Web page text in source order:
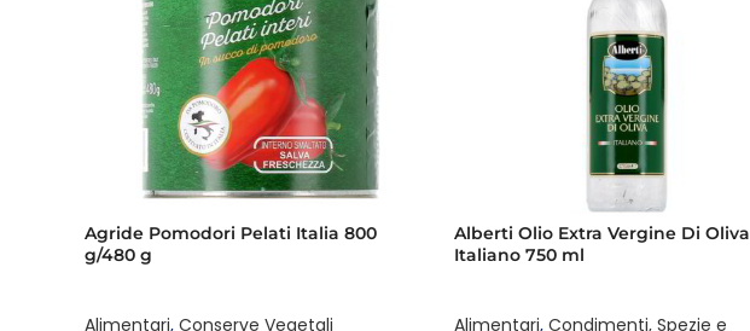
Agride Pomodori Pelati Italia 800
g/480 g
Alimentari, Conserve Vegetali
Alberti Olio Extra Vergine Di Oliva
Italiano 750 ml
Alimentari, Condimenti, Spezie e